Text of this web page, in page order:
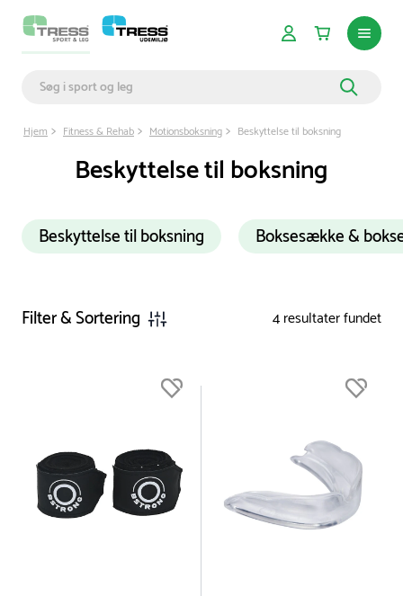
Hjem Fitness & Rehab Motionsboksning Beskyttelse til boksning
Beskyttelse til boksning
Beskyttelse til boksning Boksesække &
Filter & Sortering 4resultater fundet